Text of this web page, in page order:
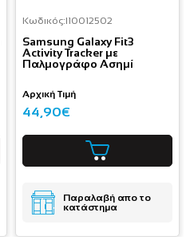
Κωδικός:I10012502
Samsung Galaxy Fit3
Activity Tracker με
Παλμογράφο Ασημί
Αρχική Τιμή
44,90€
Παραλαβή απο το
κατάστημα